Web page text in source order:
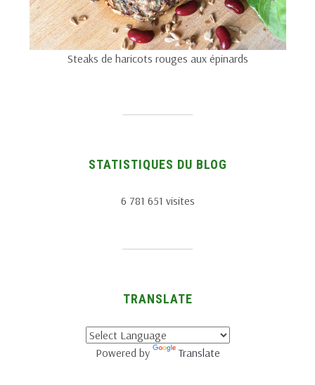
Steaks de haricots rouges aux épinards
STATISTIQUES DU BLOG
6 781 651 visites
TRANSLATE
Powered by Translate